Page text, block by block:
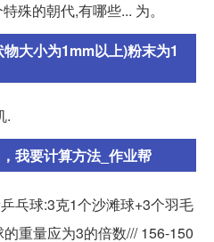
殊的朝代,有哪些... 为。
大小为1mm以上)粉末为1
.
我要计算方法_作业帮
乓球:3克1个沙滩球+3个羽毛
重量应为3的倍数/// 156-150